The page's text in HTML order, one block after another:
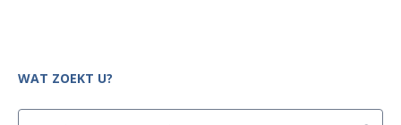
WAT ZOEKT U?